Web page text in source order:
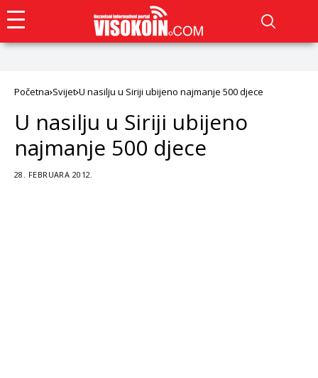
Početna Svijet U nasilju u Siriji ubijeno najmanje 500 djece
U nasilju u Siriji ubijeno
najmanje 500 djece
28. FEBRUARA 2012.